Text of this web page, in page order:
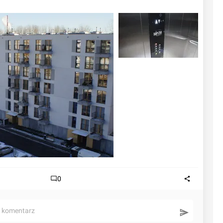
0
komentarz